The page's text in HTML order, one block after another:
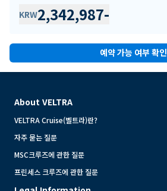
KRW2,342,987-
예약 가능 여부 확인
About VELTRA
VELTRA Cruise(벨트라)란?
자주 묻는 질문
MSC크루즈에 관한 질문
프린세스 크루즈에 관한 질문